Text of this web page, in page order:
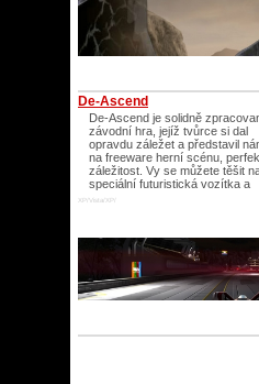
De-Ascend
De-Ascend je solidně
závodní hra, jejíž tvůrce si dal
opravdu záležet a představil
na freeware herní scénu,
záležitost. Vy se můžete těšit
speciální futuristická vozítka a
XP/Vista/XP/